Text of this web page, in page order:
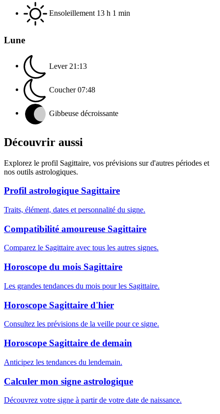
Ensoleillement 13 h 1 min
Lune
Lever 21:13
Coucher 07:48
Gibbeuse décroissante
Découvrir aussi
Explorez le profil Sagittaire, vos prévisions sur d'autres périodes et
nos outils astrologiques.
Profil astrologique Sagittaire
Traits, élément, dates et personnalité du signe.
Compatibilité amoureuse Sagittaire
Comparez le Sagittaire avec tous les autres signes.
Horoscope du mois Sagittaire
Les grandes tendances du mois pour les Sagittaire.
Horoscope Sagittaire d'hier
Consultez les prévisions de la veille pour ce signe.
Horoscope Sagittaire de demain
Anticipez les tendances du lendemain.
Calculer mon signe astrologique
Découvrez votre signe à partir de votre date de naissance.